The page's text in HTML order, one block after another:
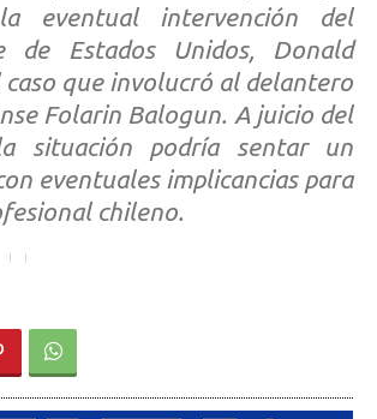
la eventual intervención del
de Estados Unidos, Donald
caso que involucró al delantero
Folarin Balogun. A juicio del
situación podría sentar un
eventuales implicancias para
chileno.